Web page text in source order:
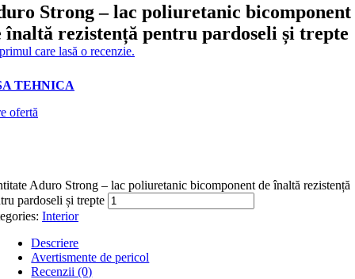
Strong – lac poliuretanic bicomponent
înaltă rezistență pentru pardoseli și trepte
care lasă o recenzie.
TEHNICA
ofertă
Aduro Strong – lac poliuretanic bicomponent de înaltă rezistență
pardoseli și trepte
Interior
Descriere
Avertismente de pericol
Recenzii (0)